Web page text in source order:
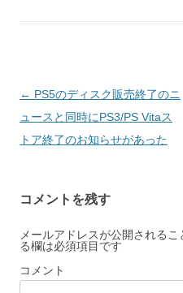
投
稿
ナ
ー
シ
ョ
ン
← PS5のディスク販売終了のニ
ュースと同時にPS3/PS Vitaス
トア終了のお知らせがあった
コメントを残す
メールアドレスが公開されるこ
る欄は必須項目です
コメント